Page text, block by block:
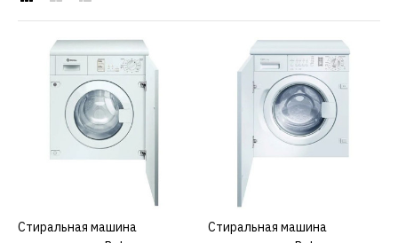
Стиральная машина
встраиваемая Balay
3TI60101A
51000р.
КУПИТЬ
Стиральная машина
КУПИТЬ
Стиральная машина